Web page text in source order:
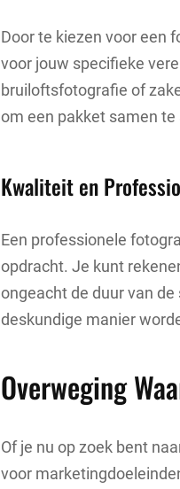
Door te kiezen voor een
voor jouw specifieke
bruiloftsfotografie of
om een pakket samen
Kwaliteit en
Een professionele
opdracht. Je kunt
ongeacht de duur van
deskundige manier
Overweging
Of je nu op zoek bent
voor